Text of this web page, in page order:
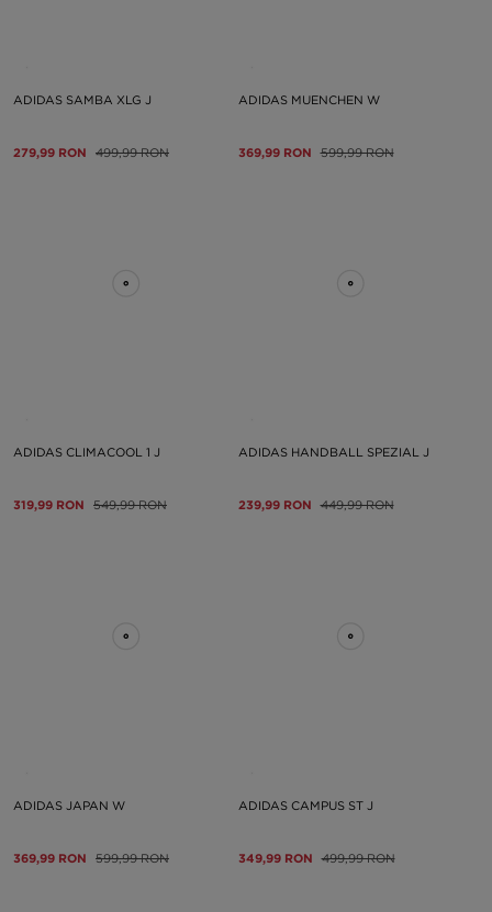
ADIDAS SAMBA XLG J
279,99 RON 499,99 RON
ADIDAS MUENCHEN W
369,99 RON 599,99 RON
ADIDAS CLIMACOOL 1 J
319,99 RON 549,99 RON
ADIDAS HANDBALL SPEZIAL J
239,99 RON 449,99 RON
ADIDAS JAPAN W
369,99 RON 599,99 RON
ADIDAS CAMPUS ST J
349,99 RON 499,99 RON